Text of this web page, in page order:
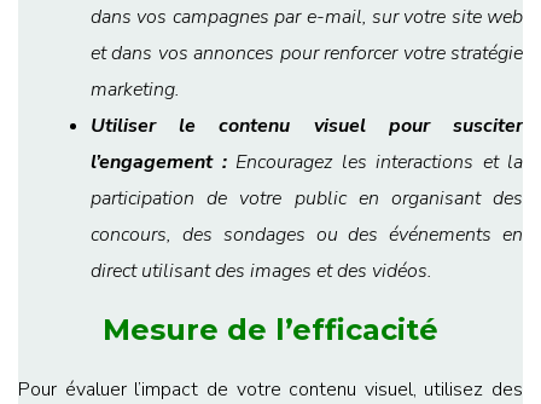
dans vos campagnes par e-mail, sur votre site web
et dans vos annonces pour renforcer votre stratégie
marketing.
Utiliser le contenu visuel pour susciter
l’engagement :Encouragez les interactions et la
participation de votre public en organisant des
concours, des sondages ou des événements en
direct utilisant des images et des vidéos.
Mesure de l’efficacité
Pour évaluer l’impact de votre contenu visuel, utilisez des